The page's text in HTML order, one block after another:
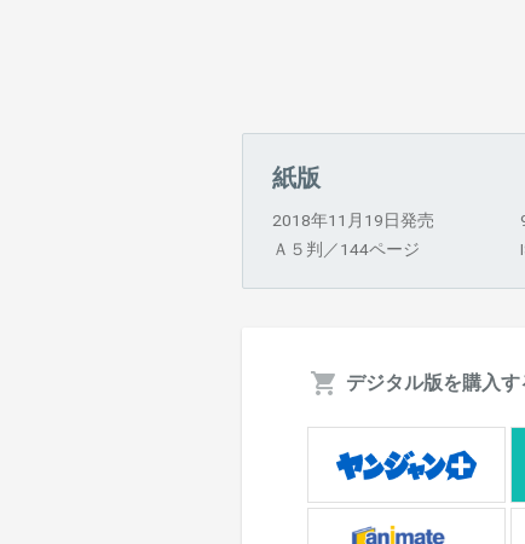
紙版
2018年11月19日発売
Ａ５判／144ページ
デジタル版を購入す